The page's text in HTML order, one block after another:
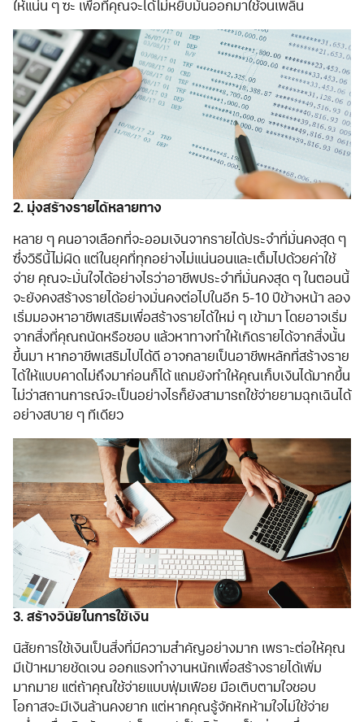
ให้แน่น ๆ ซะ เพื่อที่คุณจะได้ไม่หยิบมันออกมาใช้จนเพลิน
2. มุ่งสร้างรายได้หลายทาง
หลาย ๆ คนอาจเลือกที่จะออมเงินจากรายได้ประจำที่มั่นคงสุด ๆ
ซึ่งวิธีนี้ไม่ผิด แต่ในยุคที่ทุกอย่างไม่แน่นอนและเต็มไปด้วยค่าใช้
จ่าย คุณจะมั่นใจได้อย่างไรว่าอาชีพประจำที่มั่นคงสุด ๆ ในตอนนี้
จะยังคงสร้างรายได้อย่างมั่นคงต่อไปในอีก 5-10 ปีข้างหน้า ลอง
เริ่มมองหาอาชีพเสริมเพื่อสร้างรายได้ใหม่ ๆ เข้ามา โดยอาจเริ่ม
จากสิ่งที่คุณถนัดหรือชอบ แล้วหาทางทำให้เกิดรายได้จากสิ่งนั้น
ขึ้นมา หากอาชีพเสริมไปได้ดี อาจกลายเป็นอาชีพหลักที่สร้างราย
ได้ให้แบบคาดไม่ถึงมาก่อนก็ได้ แถมยังทำให้คุณเก็บเงินได้มากขึ้น
ไม่ว่าสถานการณ์จะเป็นอย่างไรก็ยังสามารถใช้จ่ายยามฉุกเฉินได้
อย่างสบาย ๆ ทีเดียว
3. สร้างวินัยในการใช้เงิน
นิสัยการใช้เงินเป็นสิ่งที่มีความสำคัญอย่างมาก เพราะต่อให้คุณ
มีเป้าหมายชัดเจน ออกแรงทำงานหนักเพื่อสร้างรายได้เพิ่ม
มากมาย แต่ถ้าคุณใช้จ่ายแบบฟุ่มเฟือย มือเติบตามใจชอบ
โอกาสจะมีเงินล้านคงยาก แต่หากคุณรู้จักหักห้ามใจไม่ใช้จ่าย